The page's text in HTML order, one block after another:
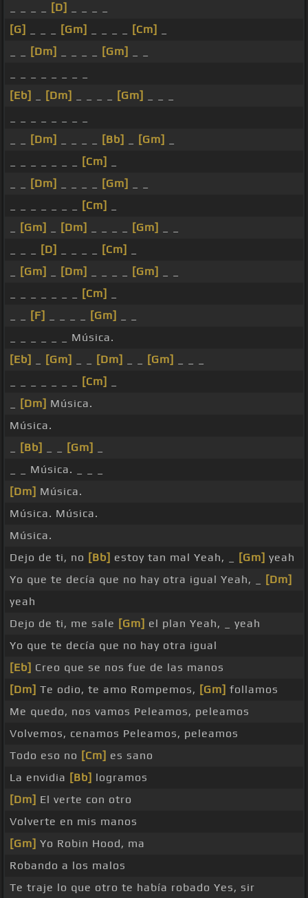
[D]
[G]
[Gm] [Cm]
[Dm] [Gm]
[Eb]
[Dm] [Gm]
[Dm] [Bb] [Gm]
[Cm]
[Dm] [Gm]
[Cm]
[Gm] [Dm] [Gm]
[D] [Cm]
[Gm] [Dm] [Gm]
[Cm]
[F] [Gm]
_ _ _ _ _ _ Música.
[Eb]
[Gm] [Dm] [Gm]
[Cm]
[Dm] Música.
Música.
[Bb] [Gm]
_ _ Música. _ _ _
[Dm] Música.
Música. Música.
Música.
Dejo de ti, no [Bb] estoy tan mal Yeah, _ [Gm] yeah
Yo que te decía que no hay otra igual Yeah, _
[Dm]
yeah
Dejo de ti, me sale [Gm] el plan Yeah, _ yeah
Yo que te decía que no hay otra igual
[Eb] Creo que se nos fue de las manos
[Dm] Te odio, te amo Rompemos, [Gm] follamos
Me quedo, nos vamos Peleamos, peleamos
Volvemos, cenamos Peleamos, peleamos
Todo eso no [Cm] es sano
La envidia [Bb] logramos
[Dm] El verte con otro
Volverte en mis manos
[Gm] Yo Robin Hood, ma
Robando a los malos
Te traje lo que otro te había robado Yes, sir